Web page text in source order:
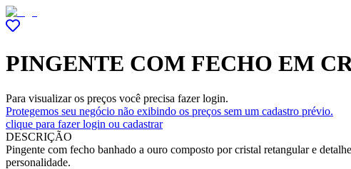
PINGENTE COM FECHO EM
Para visualizar os preços você precisa fazer login.
Protegemos seu negócio não exibindo os preços sem um cadastro prévio.
clique para fazer login ou cadastrar
DESCRIÇÃO
Pingente com fecho banhado a ouro composto por cristal retangular e
personalidade.